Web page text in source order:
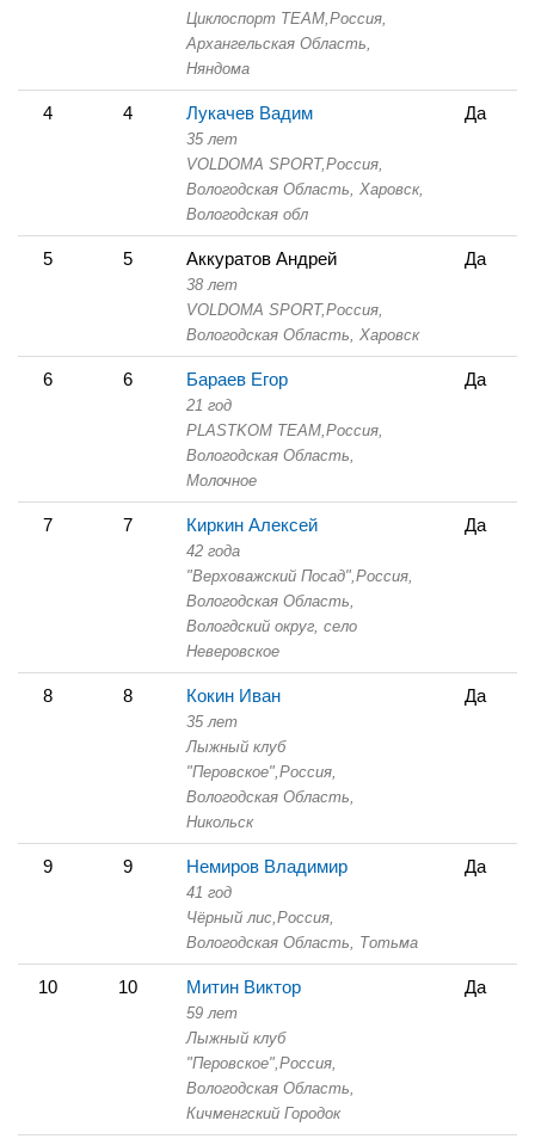
Циклоспорт TEAM, Россия,
Архангельская Область,
Няндома
4 4 Лукачев Вадим
35 лет
VOLDOMA SPORT,Россия,
Вологодская Область,
Харовск,
Вологодская обл
Да
5 5 Аккуратов Андрей
38 лет
VOLDOMA SPORT,Россия,
Вологодская Область,
Харовск
Да
6 6 Бараев Егор
21 год
PLASTKOM TEAM, Россия,
Вологодская Область,
Молочное
Да
7 7 Киркин Алексей
42 года
"Верховажский Посад", Россия,
Вологодская Область,
Вологдский округ, село
Неверовское
Да
8 8 Кокин Иван
35 лет
Лыжный клуб
"Перовское", Россия,
Вологодская Область,
Никольск
Да
9 9 Немиров Владимир
41 год
Чёрный лис, Россия,
Вологодская Область,
Тотьма
Да
10 10 Митин Виктор
59 лет
Лыжный клуб
"Перовское", Россия,
Вологодская Область,
Кичменгский Городок
Да